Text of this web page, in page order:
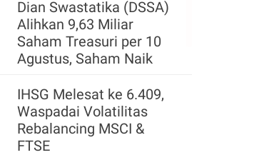
Dian Swastatika (DSSA)
Alihkan 9,63 Miliar
Saham Treasuri per 10
Agustus, Saham Naik
IHSG Melesat ke 6.409,
Waspadai Volatilitas
Rebalancing MSCI &
FTSE